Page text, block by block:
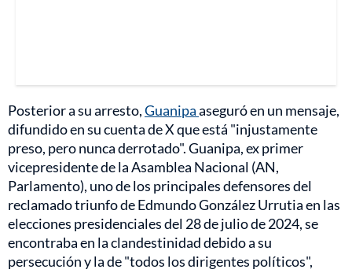
Posterior a su arresto,Guanipaaseguró en un mensaje,
difundido en su cuenta de X que está "injustamente
preso, pero nunca derrotado". Guanipa, ex primer
vicepresidente de la Asamblea Nacional (AN,
Parlamento), uno de los principales defensores del
reclamado triunfo de Edmundo González Urrutia en las
elecciones presidenciales del 28 de julio de 2024, se
encontraba en la clandestinidad debido a su
persecución y la de "todos los dirigentes políticos",